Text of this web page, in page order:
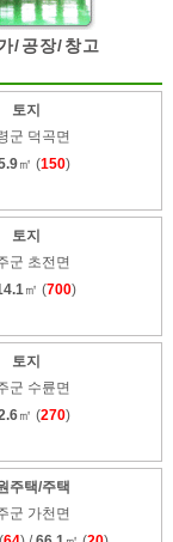
/공장/창고
토지
군 덕곡면
㎡ (150)
토지
군 초전면
㎡ (700)
토지
군 수륜면
㎡ (270)
주택/주택
군 가천면